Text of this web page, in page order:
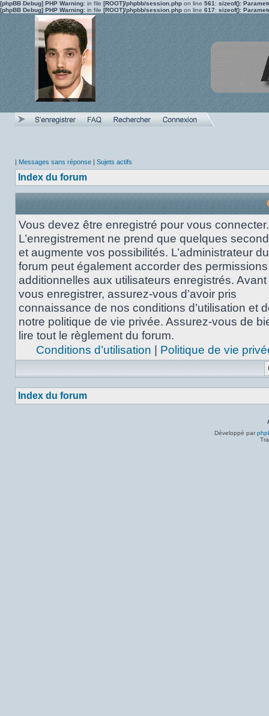
[phpBB Debug] PHP Warning: in file [ROOT]/phpbb/session.php on line 561 : sizeof():
[phpBB Debug] PHP Warning: in file [ROOT]/phpbb/session.php on line 617: sizeof():
| Messages sans réponse | Sujets actifs
Index du forum
Vous devez être enregistré pour vous connecter.
L’enregistrement ne prend que quelques
et augmente vos possibilités. L’administrateur du
forum peut également accorder des permissions
additionnelles aux utilisateurs enregistrés.
vous enregistrer, assurez-vous d’avoir pris
connaissance de nos conditions d’utilisation et
notre politique de vie privée. Assurez-vous de
lire tout le règlement du forum.
Conditions d’utilisation | Politique de vie
Index du forum
Développé par